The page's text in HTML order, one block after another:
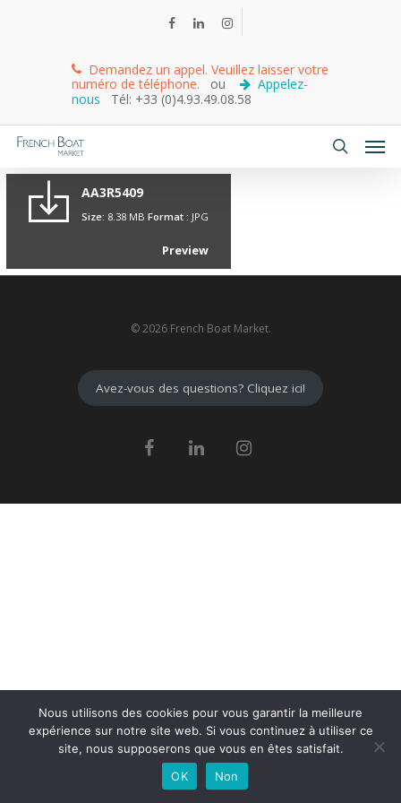
Demandez un appel. Veuillez laisser votre
numéro de téléphone. ou
Appelez-
nous
Tél: +33 (0)4.93.49.08.58
AA3R5409
Size: 8.38 MB Format : JPG
Preview
© 2026 French Boat Market.
Avez-vous des questions? Cliquez ici!
Nous utilisons des cookies pour vous garantir la meilleure
expérience sur notre site web. Si vous continuez à utiliser ce
site, nous supposerons que vous en êtes satisfait.
OK
Non